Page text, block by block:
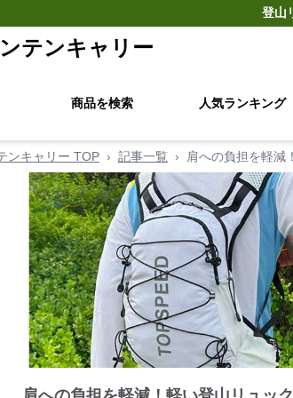
登山
テンキャリー
商品を検索 人気ランキング
ンキャリー TOP › 記事一覧 › 肩への負担を軽減